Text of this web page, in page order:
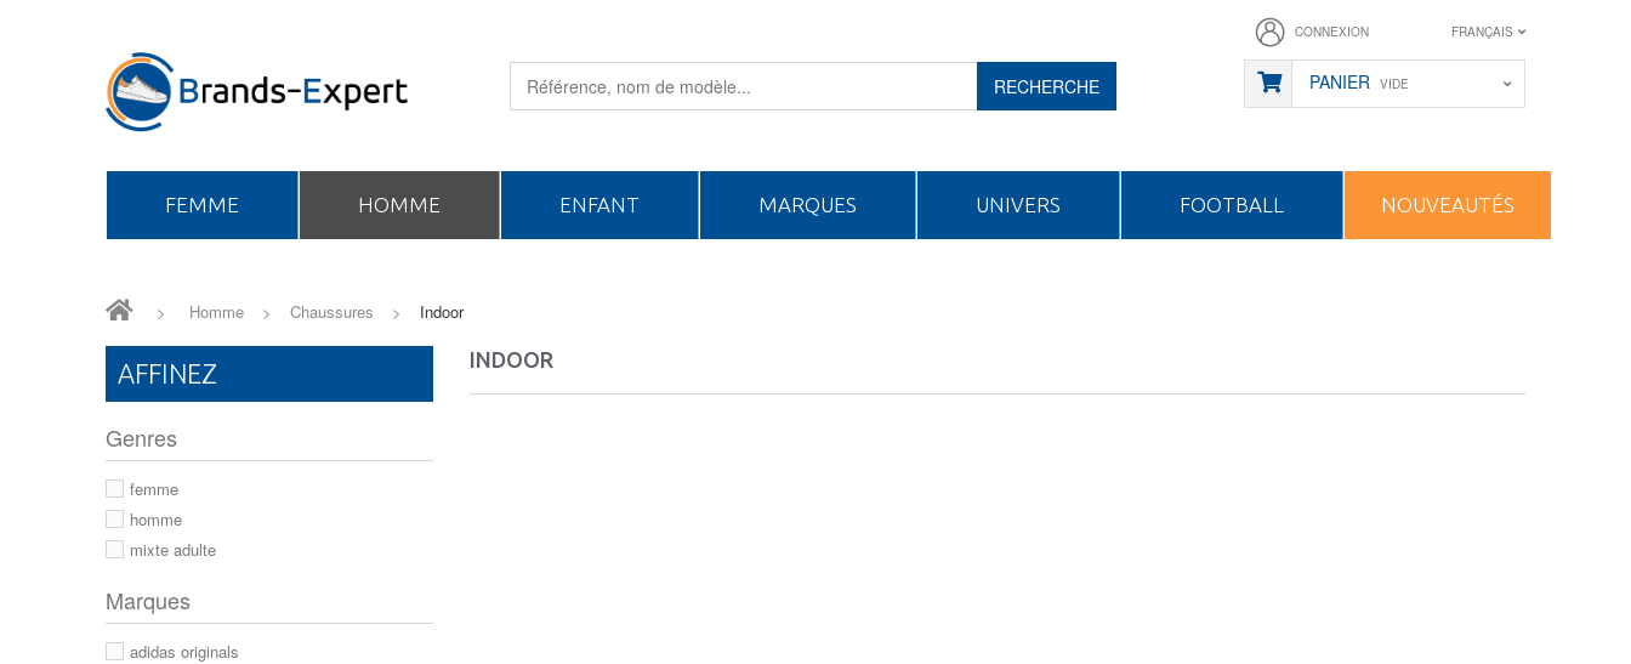
FRANÇAIS
CONNEXION
PANIER VIDE
RECHERCHE
FEMME HOMME ENFANT MARQUES UNIVERS FOOTBALL NOUVEAUTÉS
> Homme > Chaussures > Indoor
INDOOR
AFFINEZ
Genres
femme
homme
mixte adulte
Marques
adidas originals